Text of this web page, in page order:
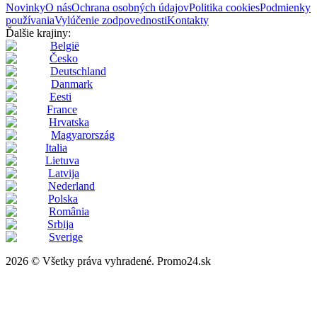
NovinkyO násOchrana osobných údajovPolitika cookiesPodmienky
používaniaVylúčenie zodpovednostiKontakty
Ďalšie krajiny:
België
Česko
Deutschland
Danmark
Eesti
France
Hrvatska
Magyarország
Italia
Lietuva
Latvija
Nederland
Polska
România
Srbija
Sverige
2026 © Všetky práva vyhradené. Promo24.sk